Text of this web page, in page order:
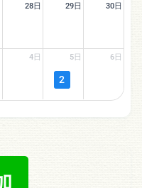
28日 29日 30日
4日 5日
2
6日